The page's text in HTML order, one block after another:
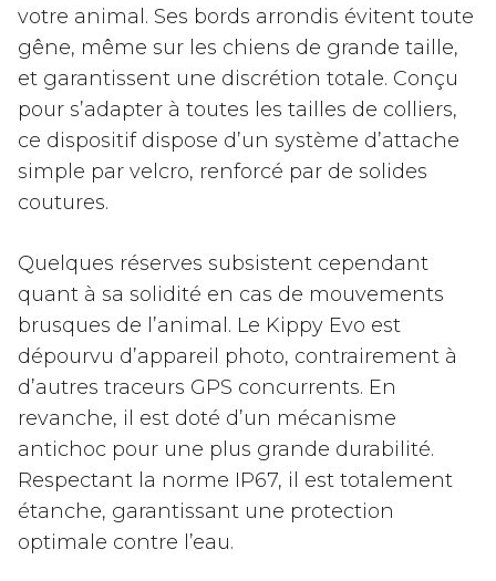
votre animal. Ses bords arrondis évitent toute
gêne, même sur les chiens de grande taille,
et garantissent une discrétion totale. Conçu
pour s’adapter à toutes les tailles de colliers,
ce dispositif dispose d’un système d’attache
simple par velcro, renforcé par de solides
coutures.
Quelques réserves subsistent cependant
quant à sa solidité en cas de mouvements
brusques de l’animal. Le Kippy Evo est
dépourvu d’appareil photo, contrairement à
d’autres traceurs GPS concurrents. En
revanche, il est doté d’un mécanisme
antichoc pour une plus grande durabilité.
Respectant la norme IP67, il est totalement
étanche, garantissant une protection
optimale contre l’eau.